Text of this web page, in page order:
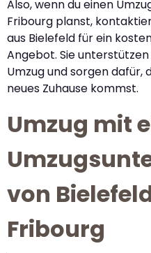
Also, wenn du einen
Fribourg planst,
aus Bielefeld für ein
Angebot. Sie
Umzug und sorgen dafür,
neues Zuhause kommst.
Umzug mit
von
Fribourg